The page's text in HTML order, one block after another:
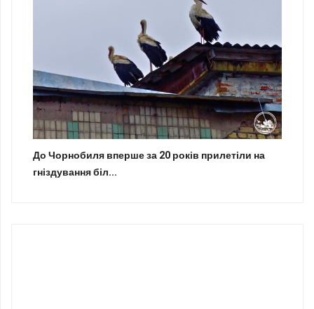
До Чорнобиля вперше за 20 років прилетіли на
гніздування біл...